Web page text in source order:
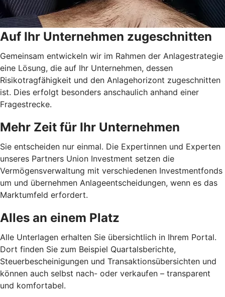
Auf Ihr Unternehmen zugeschnitten
Gemeinsam entwickeln wir im Rahmen der Anlagestrategie
eine Lösung, die auf Ihr Unternehmen, dessen
Risikotragfähigkeit und den Anlagehorizont zugeschnitten
ist. Dies erfolgt besonders anschaulich anhand einer
Fragestrecke.
Mehr Zeit für Ihr Unternehmen
Sie entscheiden nur einmal. Die Expertinnen und Experten
unseres Partners Union Investment setzen die
Vermögensverwaltung mit verschiedenen Investmentfonds
um und übernehmen Anlageentscheidungen, wenn es das
Marktumfeld erfordert.
Alles an einem Platz
Alle Unterlagen erhalten Sie übersichtlich in Ihrem Portal.
Dort finden Sie zum Beispiel Quartalsberichte,
Steuerbescheinigungen und Transaktionsübersichten und
können auch selbst nach- oder verkaufen – transparent
und komfortabel.